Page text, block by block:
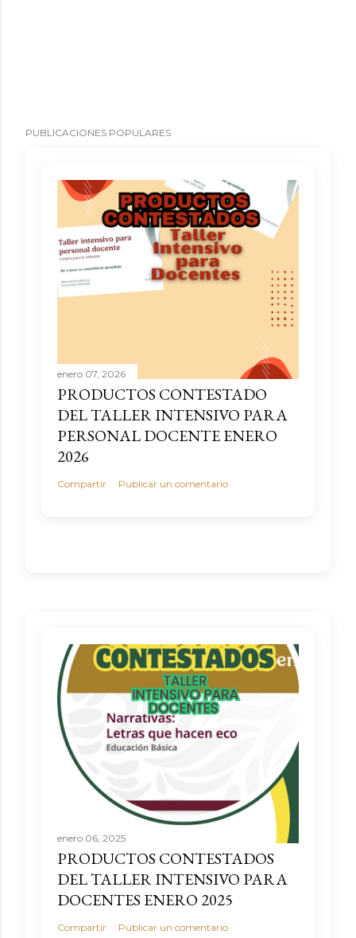
PUBLICACIONES POPULARES
enero 07, 2026
PRODUCTOS CONTESTADO
DEL TALLER INTENSIVO PARA
PERSONAL DOCENTE ENERO
2026
Compartir Publicar un comentario
enero 06, 2025
PRODUCTOS CONTESTADOS
DEL TALLER INTENSIVO PARA
DOCENTES ENERO 2025
Compartir Publicar un comentario